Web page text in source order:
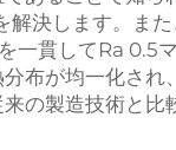
決します。ま
貫してRa 0.5
布が均一化され
の製造技術と比